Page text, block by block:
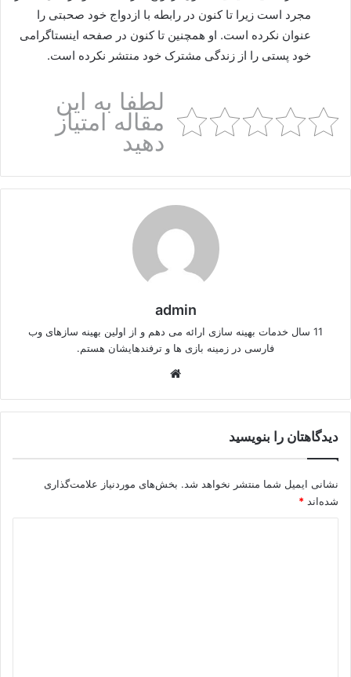
مجرد است زیرا تا کنون در رابطه با ازدواج خود صحبتی را
عنوان نکرده است. او همچنین تا کنون در صفحه اینستاگرامی
خود پستی را از زندگی مشترک خود منتشر نکرده است.
لطفا به این
مقاله امتیاز
دهید
admin
11 سال خدمات بهینه سازی ارائه می دهم و از اولین بهینه سازهای وب
فارسی در زمینه بازی ها و ترفندهایشان هستم.
دیدگاهتان را بنویسید
نشانی ایمیل شما منتشر نخواهد شد. بخش‌های موردنیاز علامت‌گذاری
شده‌اند *